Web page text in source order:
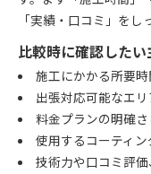
「実績・口コミ」をし
比較時に確認した
施工にかかる所要時
出張対応可能なエ
料金プランの明確
使用するコーティ
技術力や口コミ評